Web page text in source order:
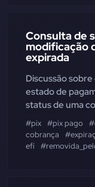
Consulta de
modificação
expirada
Discussão
estado de
status de uma
#pix #pix pago
cobrança
efí